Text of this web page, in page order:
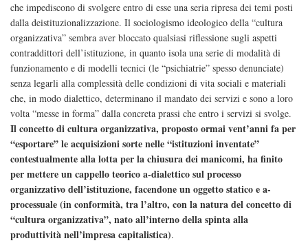
che impediscono di svolgere entro di esse una seria ripresa dei temi posti
dalla deistituzionalizzazione. Il sociologismo ideologico della “cultura
organizzativa” sembra aver bloccato qualsiasi riflessione sugli aspetti
contraddittori dell’istituzione, in quanto isola una serie di modalità di
funzionamento e di modelli tecnici (le “psichiatrie” spesso denunciate)
senza legarli alla complessità delle condizioni di vita sociali e materiali
che, in modo dialettico, determinano il mandato dei servizi e sono a loro
volta “messe in forma” dalla concreta prassi che entro i servizi si svolge.
Il concetto di cultura organizzativa, proposto ormai vent’anni fa per
“esportare” le acquisizioni sorte nelle “istituzioni inventate”
contestualmente alla lotta per la chiusura dei manicomi, ha finito
per mettere un cappello teorico a-dialettico sul processo
organizzativo dell’istituzione, facendone un oggetto statico e a-
processuale (in conformità, tra l’altro, con la natura del concetto di
“cultura organizzativa”, nato all’interno della spinta alla
produttività nell’impresa capitalistica).